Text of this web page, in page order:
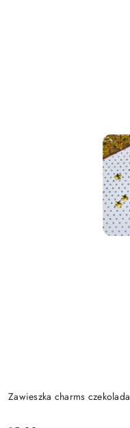
Zawieszka charms czekolada